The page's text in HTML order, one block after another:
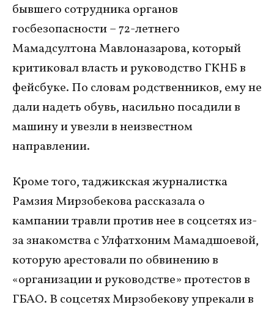
бывшего сотрудника органов
госбезопасности – 72-летнего
Мамадсултона Мавлоназарова, который
критиковал власть и руководство ГКНБ в
фейсбуке. По словам родственников, ему не
дали надеть обувь, насильно посадили в
машину и увезли в неизвестном
направлении.
Кроме того, таджикская журналистка
Рамзия Мирзобекова рассказала о
кампании травли против нее в соцсетях из-
за знакомства с Улфатхоним Мамадшоевой,
которую арестовалипо обвинению в
«организации и руководстве» протестов в
ГБАО. В соцсетях Мирзобекову упрекали в